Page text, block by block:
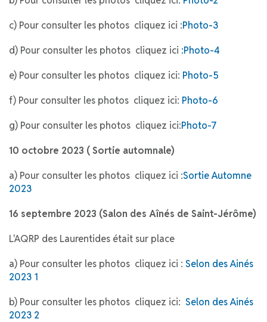
c) Pour consulter les photos cliquez ici :Photo-3
d) Pour consulter les photos cliquez ici :Photo-4
e) Pour consulter les photos cliquez ici: Photo-5
f) Pour consulter les photos cliquez ici: Photo-6
g) Pour consulter les photos cliquez ici:Photo-7
10 octobre 2023 ( Sortie automnale)
a) Pour consulter les photos cliquez ici :Sortie Automne
2023
16 septembre 2023 (Salon des Aînés de Saint-Jérôme)
L'AQRP des Laurentides était sur place
a) Pour consulter les photos cliquez ici : Selon des Ainés
2023 1
b) Pour consulter les photos cliquez ici: Selon des Ainés
2023 2